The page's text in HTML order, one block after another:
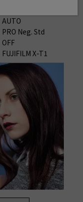
AUTO
PRO Neg. Std
OFF
FUJIFILM X-T1